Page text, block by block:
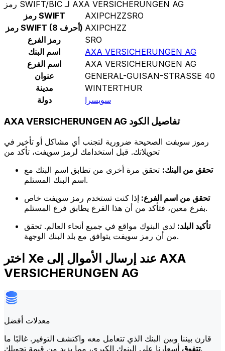
رمز SWIFT/BIC لـ AXA VERSICHERUNGEN AG
رمز SWIFT
AXIPCHZZSRO
رمز SWIFT (8 أحرف) AXIPCHZZ
رمز الفرع
SRO
اسم البنك
AXA VERSICHERUNGEN AG
اسم الفرع
AXA VERSICHERUNGEN AG
عنوان
GENERAL-GUISAN-STRASSE 40
مدينة
WINTERTHUR
دولة
سويسرا
AXA VERSICHERUNGEN AG تفاصيل الكود
رموز سويفت الصحيحة ضرورية لتجنب أي مشاكل أو تأخير في
تحويلاتك. قبل استخدامك لرمز سويفت، تأكد من
تحقق من البنك: تحقق مرة أخرى من تطابق اسم البنك مع
اسم البنك المستلم.
تحقق من اسم الفرع: إذا كنت تستخدم رمز سويفت خاص
بفرع معين، فتأكد من أن هذا الفرع يطابق فرع المستلم.
تأكيد البلد: لدى البنوك مواقع في جميع أنحاء العالم. تحقق
من أن رمز سويفت يتوافق مع بلد البنك الوجهة.
اختر Xe عند إرسال الأموال إلى AXA
VERSICHERUNGEN AG
معدلات أفضل
قارن بيننا وبين البنك الذي تتعامل معه واكتشف التوفير. غالبًا ما
تتفوقأسعارنا على البنوك الكبرى، مما يزيد من قيمة تحويلك.